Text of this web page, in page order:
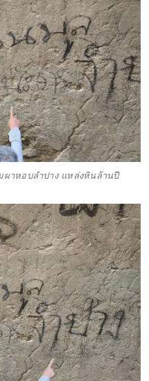
าหอบลำปาง แหล่งหินล้านปี